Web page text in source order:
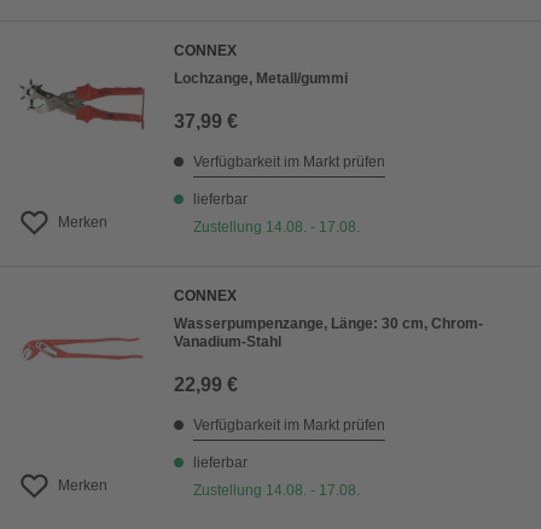
Merken
CONNEX
Lochzange, Metall/gummi
37,99 €
Verfügbarkeit im Markt prüfen
lieferbar
Zustellung 14.08. - 17.08.
Merken
CONNEX
Wasserpumpenzange, Länge: 30 cm, Chrom-
Vanadium-Stahl
22,99 €
Verfügbarkeit im Markt prüfen
lieferbar
Zustellung 14.08. - 17.08.